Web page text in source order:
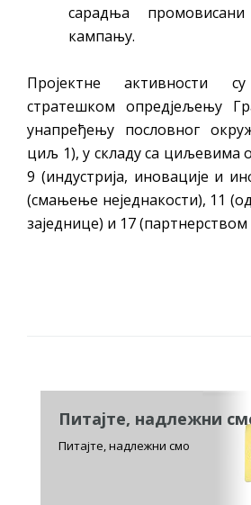
сарадња
кампању.
Пројектне активности
стратешком опредјељењу
унапређењу пословног
циљ 1), у складу са циљевима
9 (индустрија, иновације и
(смањење неједнакости), 11
заједнице) и 17
Питајте, надлежни
Питајте, надлежни смо